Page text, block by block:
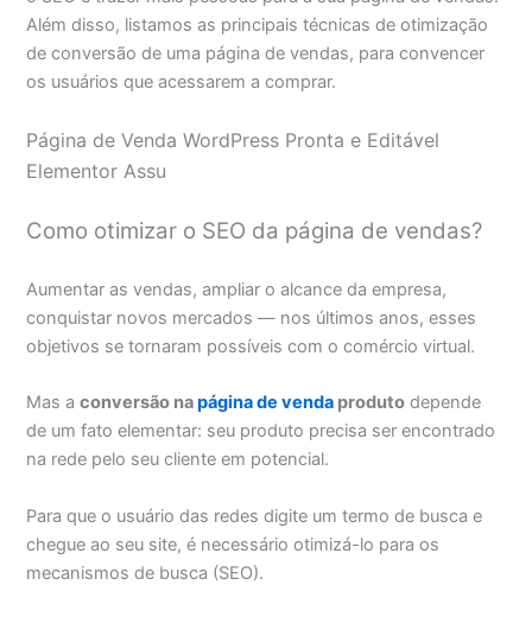
Além disso, listamos as principais técnicas de otimização
de conversão de uma página de vendas, para convencer
os usuários que acessarem a comprar.
Página de Venda WordPress Pronta e Editável
Elementor Assu
Como otimizar o SEO da página de vendas?
Aumentar as vendas, ampliar o alcance da empresa,
conquistar novos mercados — nos últimos anos, esses
objetivos se tornaram possíveis com o comércio virtual.
Mas aconversão napágina de venda produto depende
de um fato elementar: seu produto precisa ser encontrado
na rede pelo seu cliente em potencial.
Para que o usuário das redes digite um termo de busca e
chegue ao seu site, é necessário otimizá-lo para os
mecanismos de busca (SEO).